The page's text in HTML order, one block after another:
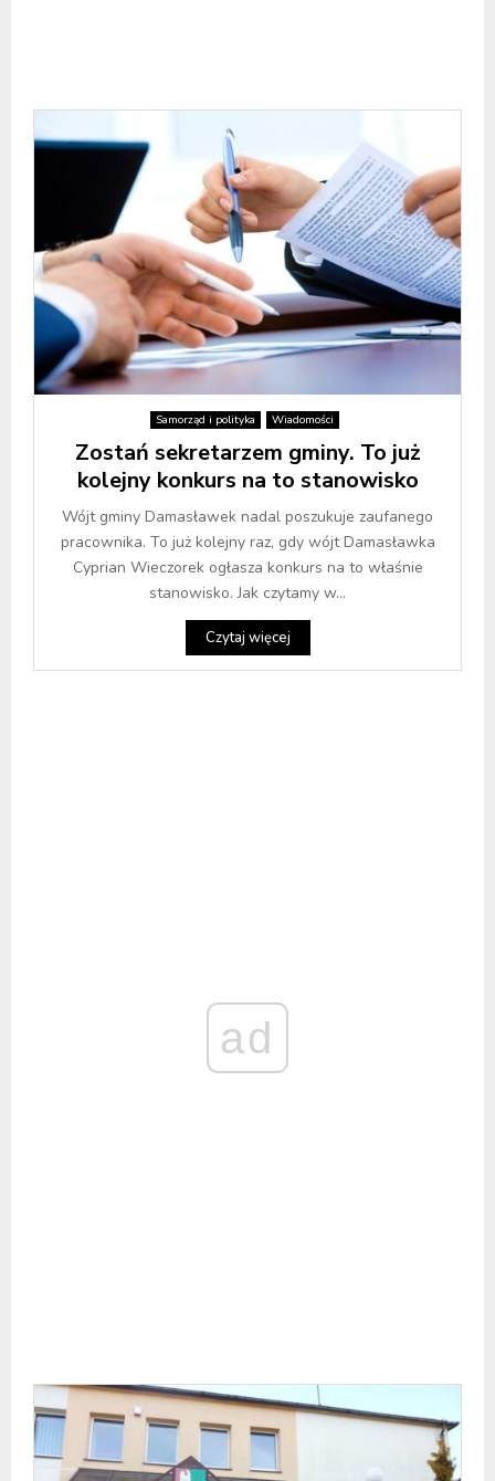
Samorząd i polityka Wiadomości
Zostań sekretarzem gminy. To już
kolejny konkurs na to stanowisko
Wójt gminy Damasławek nadal poszukuje zaufanego
pracownika. To już kolejny raz, gdy wójt Damasławka
Cyprian Wieczorek ogłasza konkurs na to właśnie
stanowisko. Jak czytamy w...
Czytaj więcej
ad